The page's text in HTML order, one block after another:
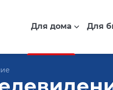
Для дома Для